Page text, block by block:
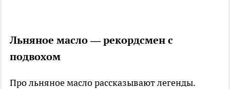
Льняное масло — рекордсмен с
подвохом
Про льняное масло рассказывают легенды.